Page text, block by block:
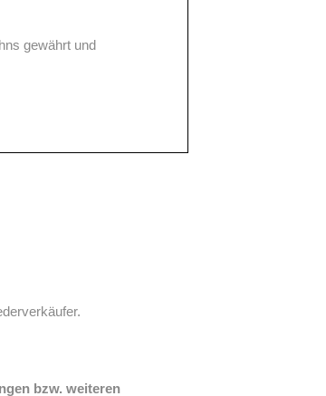
gewährt und
bzw. weiteren